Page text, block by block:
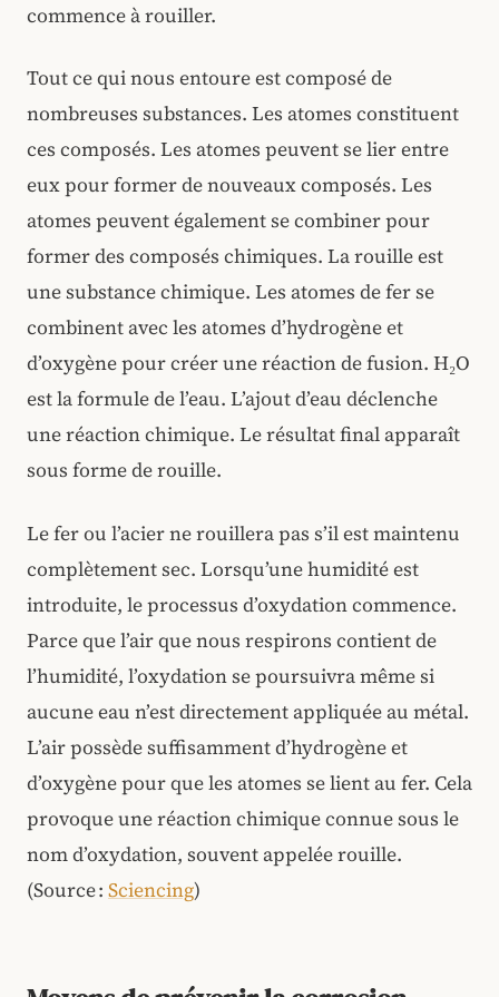
commence à rouiller.
Tout ce qui nous entoure est composé de
nombreuses substances. Les atomes constituent
ces composés. Les atomes peuvent se lier entre
eux pour former de nouveaux composés. Les
atomes peuvent également se combiner pour
former des composés chimiques. La rouille est
une substance chimique. Les atomes de fer se
combinent avec les atomes d’hydrogène et
d’oxygène pour créer une réaction de fusion. H₂O
est la formule de l’eau. L’ajout d’eau déclenche
une réaction chimique. Le résultat final apparaît
sous forme de rouille.
Le fer ou l’acier ne rouillera pas s’il est maintenu
complètement sec. Lorsqu’une humidité est
introduite, le processus d’oxydation commence.
Parce que l’air que nous respirons contient de
l’humidité, l’oxydation se poursuivra même si
aucune eau n’est directement appliquée au métal.
L’air possède suffisamment d’hydrogène et
d’oxygène pour que les atomes se lient au fer. Cela
provoque une réaction chimique connue sous le
nom d’oxydation, souvent appelée rouille.
(Source : Sciencing)